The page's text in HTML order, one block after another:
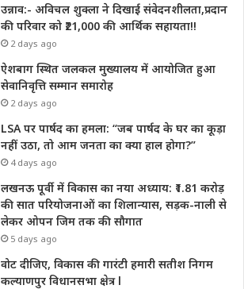
उन्नाव:- अविचल शुक्ला ने दिखाई संवेदनशीलता,प्रदान
की परिवार को ₹21,000 की आर्थिक सहायता!!
2 days ago
ऐशबाग स्थित जलकल मुख्यालय में आयोजित हुआ
सेवानिवृत्ति सम्मान समारोह
2 days ago
LSA पर पार्षद का हमला: “जब पार्षद के घर का कूड़ा
नहीं उठा, तो आम जनता का क्या हाल होगा?”
4 days ago
लखनऊ पूर्वी में विकास का नया अध्याय: ₹1.81 करोड़
की सात परियोजनाओं का शिलान्यास, सड़क-नाली से
लेकर ओपन जिम तक की सौगात
5 days ago
वोट दीजिए, विकास की गारंटी हमारी सतीश निगम
कल्याणपुर विधानसभा क्षेत्र l